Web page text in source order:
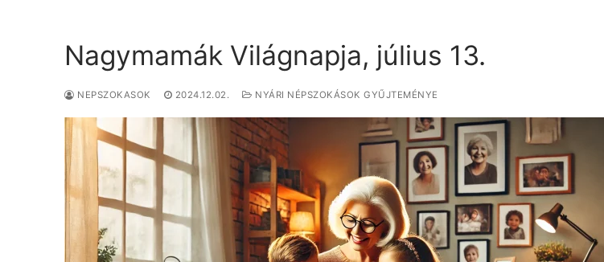
Nagymamák Világnapja, július 13.
NEPSZOKASOK 2024.12.02. NYÁRI NÉPSZOKÁSOK GYŰJTEMÉNYE